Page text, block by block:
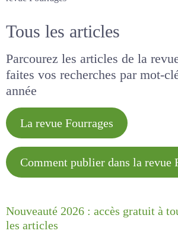
Tous les articles
Parcourez les articles de la
faites vos recherches par mot-
année
La revue Fourrages
Comment publier dans la
Nouveauté 2026 : accès gratuit